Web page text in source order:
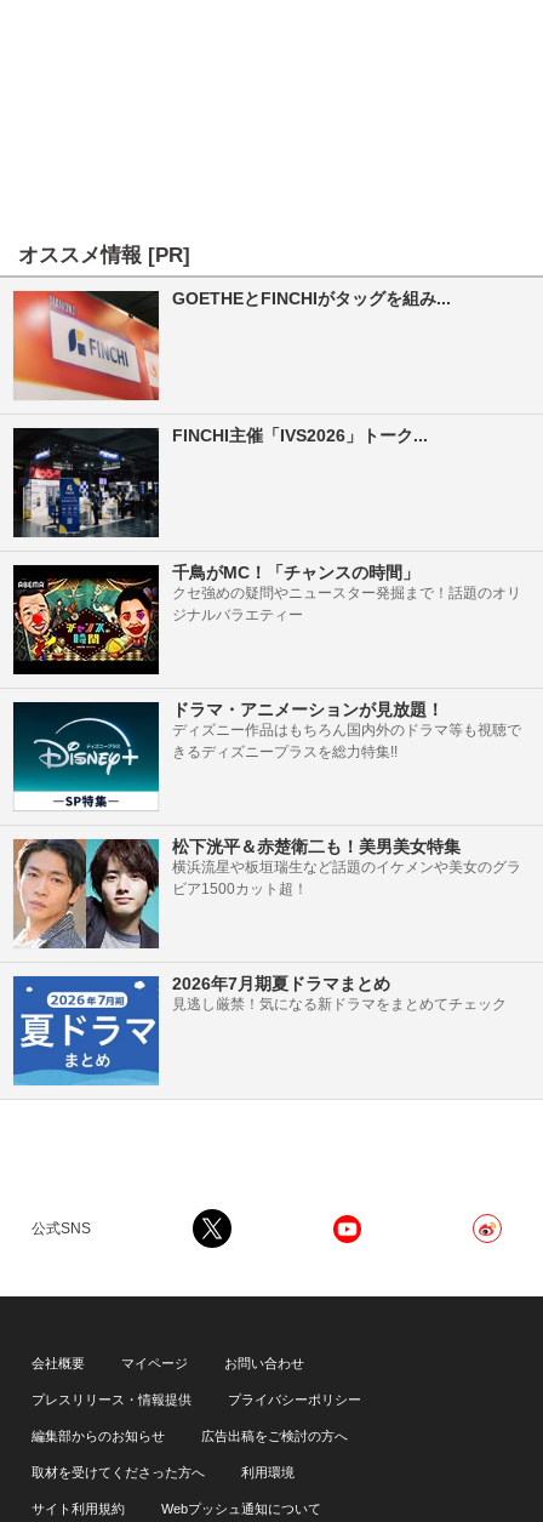
オススメ情報 [PR]
GOETHEとFINCHIがタッグを組み...
FINCHI主催「IVS2026」トーク...
千鳥がMC！「チャンスの時間」
クセ強めの疑問やニュースター発掘まで！話題のオリ
ジナルバラエティー
ドラマ・アニメーションが見放題！
ディズニー作品はもちろん国内外のドラマ等も視聴で
きるディズニープラスを総力特集!!
松下洸平＆赤楚衛二も！美男美女特集
横浜流星や板垣瑞生など話題のイケメンや美女のグラ
ビア1500カット超！
2026年7月期夏ドラマまとめ
見逃し厳禁！気になる新ドラマをまとめてチェック
公式SNS
会社概要 マイページ お問い合わせ
プレスリリース・情報提供 プライバシーポリシー
編集部からのお知らせ 広告出稿をご検討の方へ
取材を受けてくださった方へ 利用環境
サイト利用規約 Webプッシュ通知について